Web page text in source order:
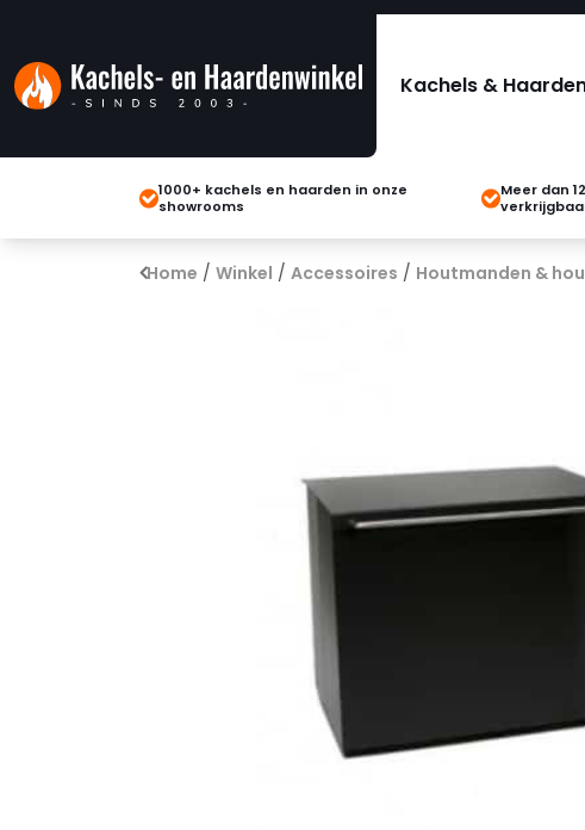
Kachels &
1000+ kachels en haarden in onze
showrooms
Meer dan
Home / Winkel / Accessoires / Houtmanden &